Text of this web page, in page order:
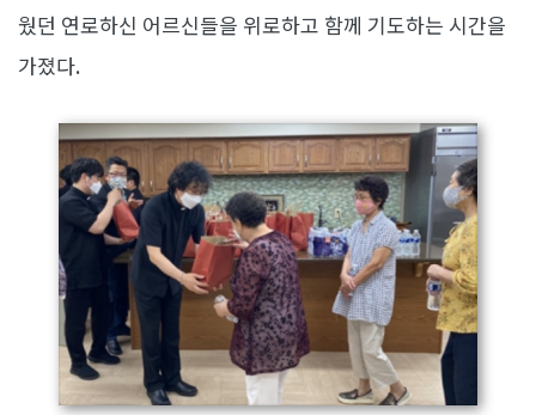
웠던 연로하신 어르신들을 위로하고 함께 기도하는 시간을
가졌다.